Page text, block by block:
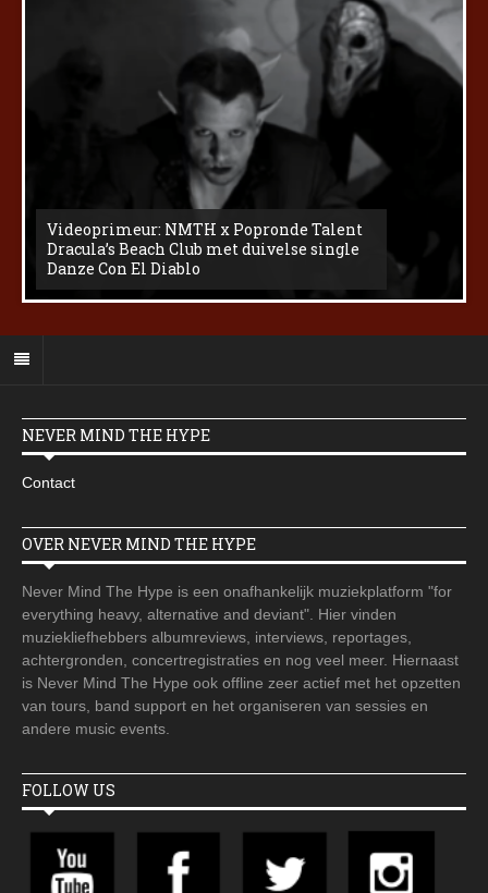
Videoprimeur: NMTH x Popronde Talent
Dracula’s Beach Club met duivelse single
Danze Con El Diablo
NEVER MIND THE HYPE
Contact
OVER NEVER MIND THE HYPE
Never Mind The Hype is een onafhankelijk muziekplatform "for
everything heavy, alternative and deviant". Hier vinden
muziekliefhebbers albumreviews, interviews, reportages,
achtergronden, concertregistraties en nog veel meer. Hiernaast
is Never Mind The Hype ook offline zeer actief met het opzetten
van tours, band support en het organiseren van sessies en
andere music events.
FOLLOW US